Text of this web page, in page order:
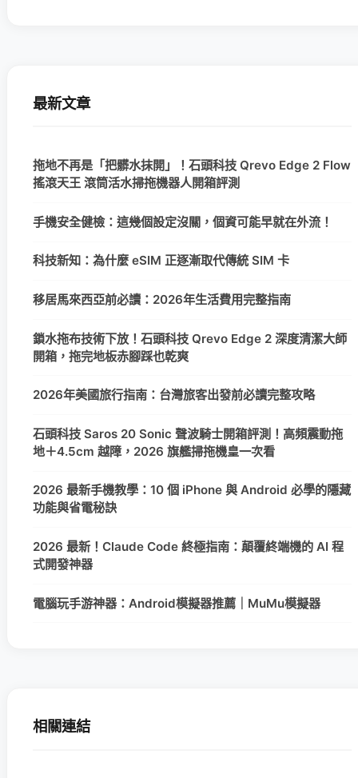
最新文章
拖地不再是「把髒水抹開」！石頭科技 Qrevo Edge 2 Flow
搖滾天王 滾筒活水掃拖機器人開箱評測
手機安全健檢：這幾個設定沒關，個資可能早就在外流！
科技新知：為什麼 eSIM 正逐漸取代傳統 SIM 卡
移居馬來西亞前必讀：2026年生活費用完整指南
鎖水拖布技術下放！石頭科技 Qrevo Edge 2 深度清潔大師
開箱，拖完地板赤腳踩也乾爽
2026年美國旅行指南：台灣旅客出發前必讀完整攻略
石頭科技 Saros 20 Sonic 聲波騎士開箱評測！高頻震動拖
地＋4.5cm 越障，2026 旗艦掃拖機皇一次看
2026 最新手機教學：10 個 iPhone 與 Android 必學的隱藏
功能與省電秘訣
2026 最新！Claude Code 終極指南：顛覆終端機的 AI 程
式開發神器
電腦玩手游神器：Android模擬器推薦｜MuMu模擬器
相關連結